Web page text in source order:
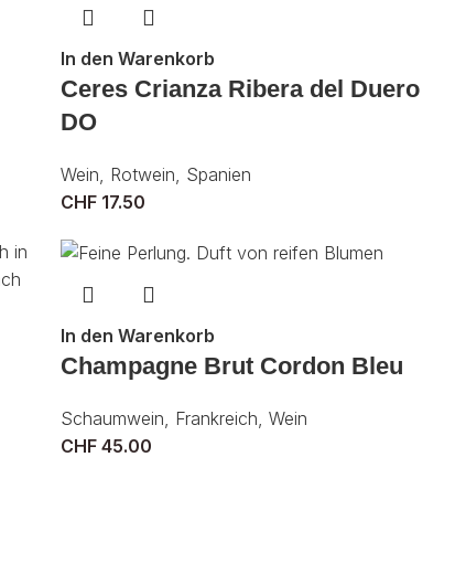
In den Warenkorb
Ceres Crianza Ribera del Duero
DO
Wein Rotwein Spanien
CHF17.50
In den Warenkorb
Champagne Brut Cordon Bleu
Schaumwein Frankreich Wein
CHF45.00